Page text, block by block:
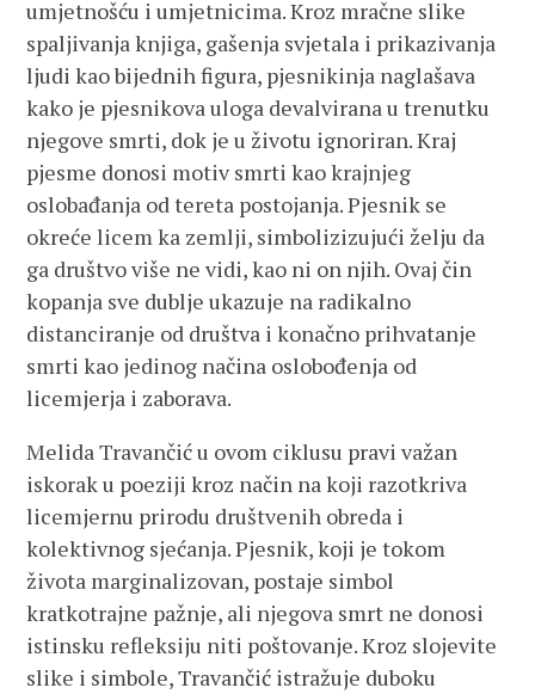
umjetnošću i umjetnicima. Kroz mračne slike
spaljivanja knjiga, gašenja svjetala i prikazivanja
ljudi kao bijednih figura, pjesnikinja naglašava
kako je pjesnikova uloga devalvirana u trenutku
njegove smrti, dok je u životu ignoriran. Kraj
pjesme donosi motiv smrti kao krajnjeg
oslobađanja od tereta postojanja. Pjesnik se
okreće licem ka zemlji, simbolizizujući želju da
ga društvo više ne vidi, kao ni on njih. Ovaj čin
kopanja sve dublje ukazuje na radikalno
distanciranje od društva i konačno prihvatanje
smrti kao jedinog načina oslobođenja od
licemjerja i zaborava.
Melida Travančić u ovom ciklusu pravi važan
iskorak u poeziji kroz način na koji razotkriva
licemjernu prirodu društvenih obreda i
kolektivnog sjećanja. Pjesnik, koji je tokom
života marginalizovan, postaje simbol
kratkotrajne pažnje, ali njegova smrt ne donosi
istinsku refleksiju niti poštovanje. Kroz slojevite
slike i simbole, Travančić istražuje duboku